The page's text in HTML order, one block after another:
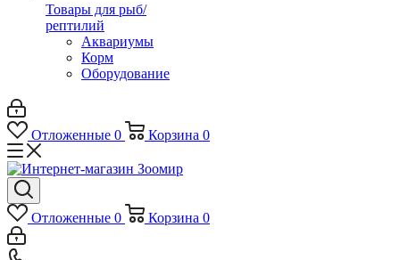
Товары для рыб/
рептилий
Аквариумы
Корм
Оборудование
Отложенные 0 Корзина 0
Отложенные 0 Корзина 0